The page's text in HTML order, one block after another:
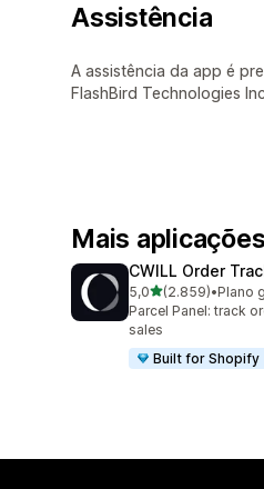
Assistência
A assistência da app é
FlashBird Technologies
Mais
CWILL Order
5,0de 5 estrelas
(2.859)
2859 total de•Plano
Parcel Panel: track
sales
Built for Shopify